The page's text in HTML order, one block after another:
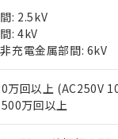
: 2.5kV
: 4kV
充電金属部間: 6kV
万回以上 (AC250V
万回以上
以下の条件をお読
本サービス
くものです。
在庫状況お
のであり、
い。
があります。
*EU RoHS指令（10物質
鉛(Pb) 1000ppm以下、
六価クロム(Cr(Ⅵ))
ル（DBP） 1000ppm以
但し、RoHS指令で産業
フタル酸エステル類の
「○」：最大均質
「×」：最大均質
「－」：未確認で
*中国RoHS10物質の基
Pb(鉛) :1000ppm、 Hg(
Cr(Ⅵ)(六価クロム) :
DBP(フタル酸ジブチル
当社は、こ
う）を輸出
当社は規制
ます。
当社は貴社
記
号
説明
○ 一定数